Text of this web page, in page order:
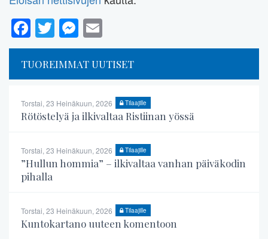
Facebook
TwitterMessenger
TUOREIMMAT UUTISET
Torstai, 23 Heinäkuun, 2026 Tilaajille
Rötöstelyä ja ilkivaltaa Ristiinan yössä
Torstai, 23 Heinäkuun, 2026 Tilaajille
”Hullun hommia” – ilkivaltaa vanhan päiväkodin
pihalla
Torstai, 23 Heinäkuun, 2026 Tilaajille
Kuntokartano uuteen komentoon